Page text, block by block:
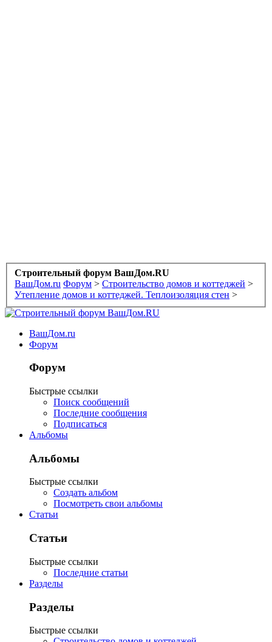
Строительный форум ВашДом.RU
ВашДом.ru Форум > Строительство домов и коттеджей >
Утепление домов и коттеджей. Теплоизоляция стен >
ВашДом.ru
Форум
Форум
Быстрые ссылки
Поиск сообщений
Последние сообщения
Подписаться
Альбомы
Альбомы
Быстрые ссылки
Создать альбом
Посмотреть свои альбомы
Статьи
Статьи
Быстрые ссылки
Последние статьи
Разделы
Разделы
Быстрые ссылки